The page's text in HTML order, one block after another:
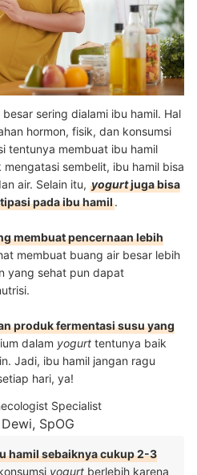
sering dialami ibu hamil. Hal
hormon, fisik, dan konsumsi
tentunya membuat ibu hamil
sembelit, ibu hamil bisa
air. Selain itu, yogurtjuga bisa
pada ibu hamil.
membuat pencernaan lebih
membuat buang air besar lebih
yang sehat pun dapat
produk fermentasi susu yang
dalam yogurt tentunya baik
Jadi, ibu hamil jangan ragu
hari, ya!
Specialist
SpOG
hamil sebaiknya cukup 2-3
yogurt berlebih karena